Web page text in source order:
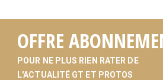
OFFRE
POUR NE PLUS RIEN RATER DE
L'ACTUALITÉ GT ET PROTOS